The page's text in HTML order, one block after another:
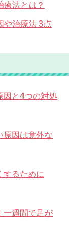
療法とは？
や治療法 3点
因と4つの対処
原因は意外な
するために
一週間で足が